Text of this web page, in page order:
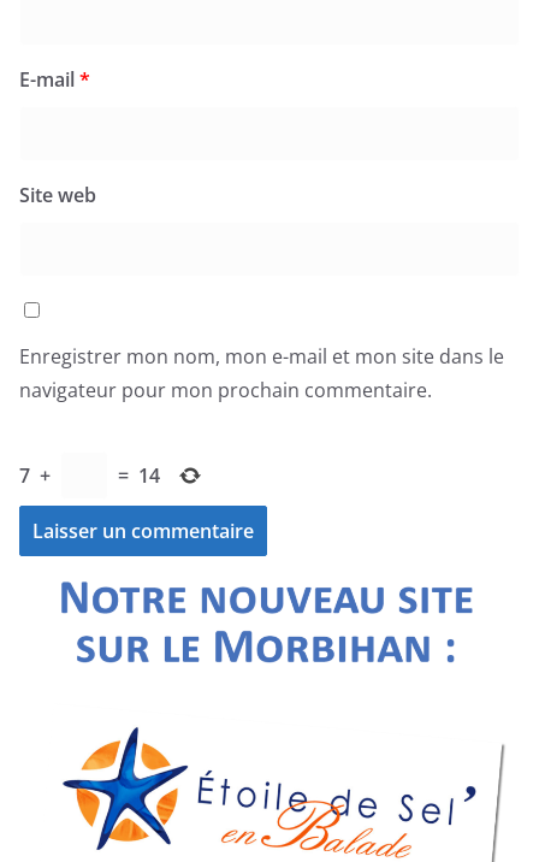
E-mail*
Site web
Enregistrer mon nom, mon e-mail et mon site dans le
navigateur pour mon prochain commentaire.
7 + = 14